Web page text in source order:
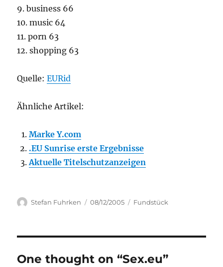
9. business 66
10. music 64
11. porn 63
12. shopping 63
Quelle:EURid
Ähnliche Artikel:
Marke Y.com
.EU Sunrise erste Ergebnisse
Aktuelle Titelschutzanzeigen
Author
Stefan Fuhrken
Posted
08/12/2005 Categories
Fundstück
One thought on “Sex.eu”